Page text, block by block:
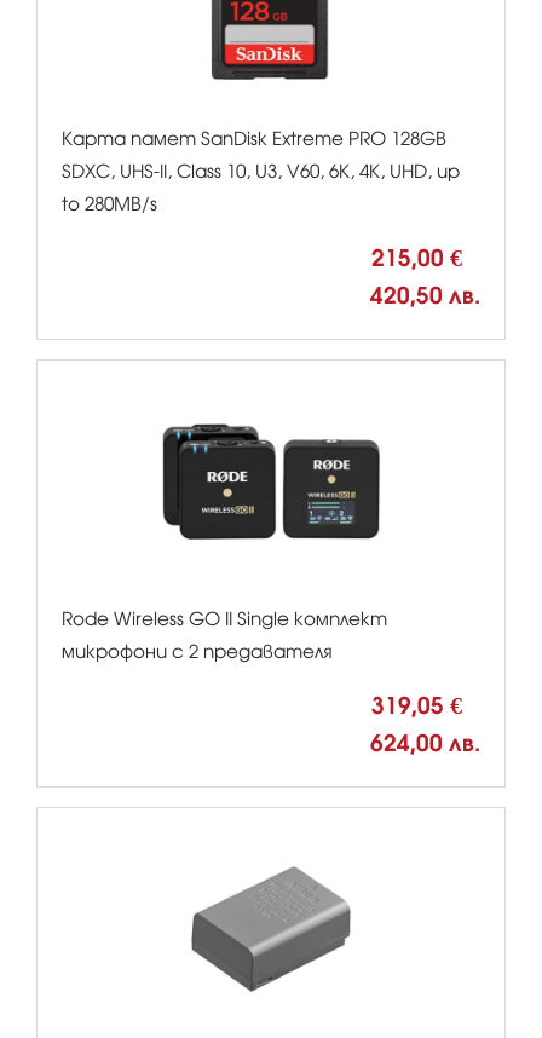
Карта памет SanDisk Extreme PRO 128GB
SDXC, UHS-II, Class 10, U3, V60, 6K, 4K, UHD, up
to 280MB/s
215,00 €
420,50 лв.
Rode Wireless GO II Single комплект
микрофони с 2 предавателя
319,05 €
624,00 лв.